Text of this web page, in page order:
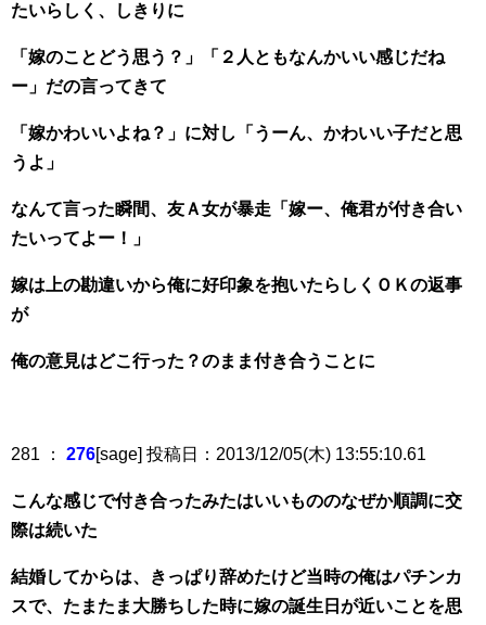
たいらしく、しきりに
「嫁のことどう思う？」「２人ともなんかいい感じだね
ー」だの言ってきて
「嫁かわいいよね？」に対し「うーん、かわいい子だと思
うよ」
なんて言った瞬間、友Ａ女が暴走「嫁ー、俺君が付き合い
たいってよー！」
嫁は上の勘違いから俺に好印象を抱いたらしくＯＫの返事
が
俺の意見はどこ行った？のまま付き合うことに
281 ： 276[sage] 投稿日：2013/12/05(木) 13:55:10.61
こんな感じで付き合ったみたはいいもののなぜか順調に交
際は続いた
結婚してからは、きっぱり辞めたけど当時の俺はパチンカ
スで、たまたま大勝ちした時に嫁の誕生日が近いことを思